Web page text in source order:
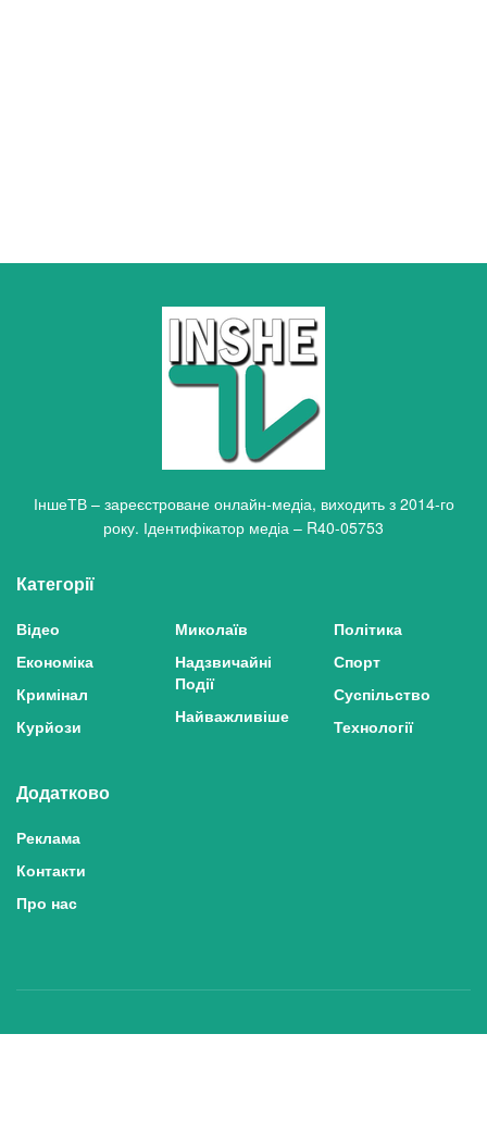
ІншеТВ – зареєстроване онлайн-медіа, виходить з 2014-го
року. Ідентифікатор медіа – R40-05753
Категорії
Відео
Економіка
Кримінал
Курйози
Миколаїв
Надзвичайні
Події
Найважливіше
Політика
Спорт
Суспільство
Технології
Додатково
Реклама
Контакти
Про нас
Політика конфіденційності та захисту персональних даних